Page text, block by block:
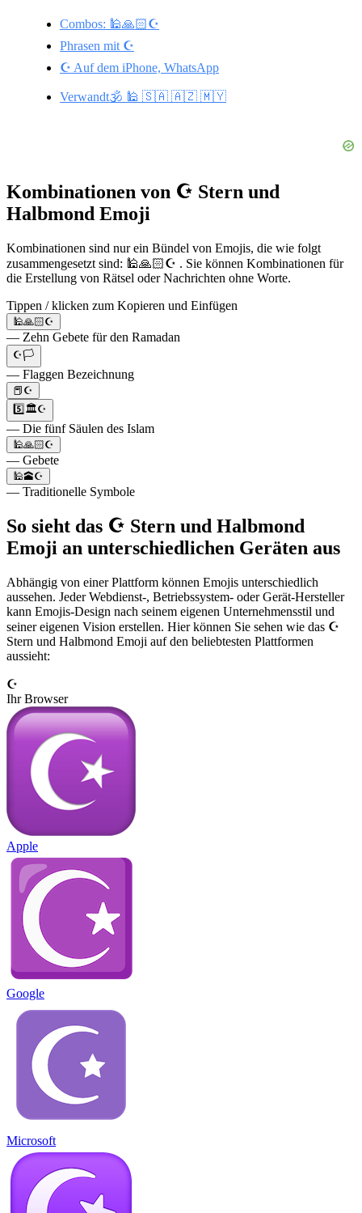
Combos: 🕌🙏🏻☪️
Phrasen mit ☪️
☪️ Auf dem iPhone, WhatsApp
Verwandt🕉️ 🕌 🇸🇦 🇦🇿 🇲🇾
Kombinationen von ☪️ Stern und
Halbmond Emoji
Kombinationen sind nur ein Bündel von Emojis, die wie folgt
zusammengesetzt sind: 🕌🙏🏻☪️ . Sie können Kombinationen für
die Erstellung von Rätsel oder Nachrichten ohne Worte.
Tippen / klicken zum Kopieren und Einfügen
🕌🙏🏻☪️
— Zehn Gebete für den Ramadan
☪️🏳️
— Flaggen Bezeichnung
📕☪️
5️⃣🏛️☪️
— Die fünf Säulen des Islam
🕌🙏🏻☪️
— Gebete
🕌🕋☪️
— Traditionelle Symbole
So sieht das ☪️ Stern und Halbmond
Emoji an unterschiedlichen Geräten aus
Abhängig von einer Plattform können Emojis unterschiedlich
aussehen. Jeder Webdienst-, Betriebssystem- oder Gerät-Hersteller
kann Emojis-Design nach seinem eigenen Unternehmensstil und
seiner eigenen Vision erstellen. Hier können Sie sehen wie das ☪️
Stern und Halbmond Emoji auf den beliebtesten Plattformen
aussieht:
☪️
Ihr Browser
Apple
Google
Microsoft